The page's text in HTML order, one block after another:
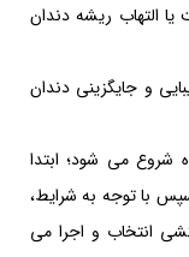
التهاب ریشه دندان
و جایگزینی دندان
شروع می شود؛ ابتدا
با توجه به شرایط،
انتخاب و اجرا می